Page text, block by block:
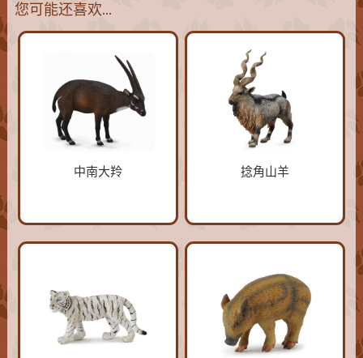
您可能还喜欢…
中南大羚 捻角山羊